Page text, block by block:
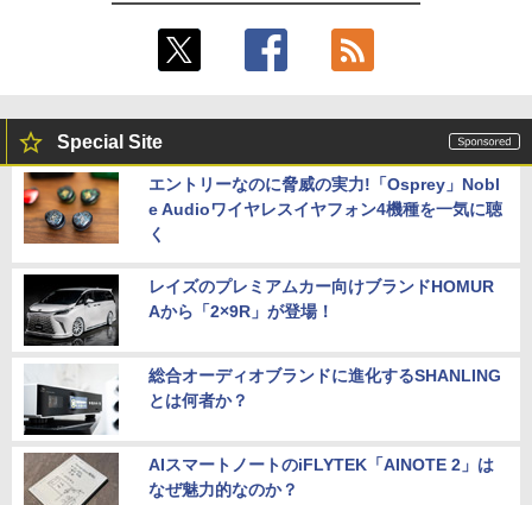
Special Site
エントリーなのに脅威の実力!「Osprey」Nobl
e Audioワイヤレスイヤフォン4機種を一気に聴
く
レイズのプレミアムカー向けブランドHOMUR
Aから「2×9R」が登場！
総合オーディオブランドに進化するSHANLING
とは何者か？
AIスマートノートのiFLYTEK「AINOTE 2」は
なぜ魅力的なのか？